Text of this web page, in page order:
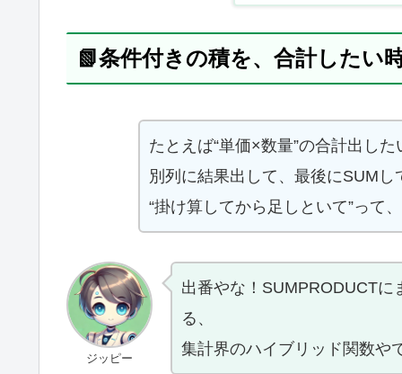
📗条件付きの積を、合計したい
たとえば“単価×数量”の合計出し
別列に結果出して、最後にSUM
“掛け算してから足しといて”って
ジッピー
出番やな！SUMPRODUCTに
る、
集計界のハイブリッド関数や